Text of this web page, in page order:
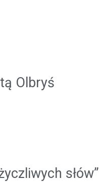
Olbryś
słów”